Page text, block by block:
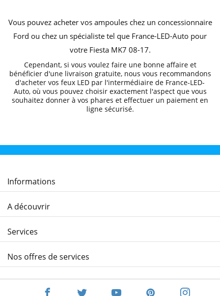
Vous pouvez acheter vos ampoules chez un concessionnaire
Ford ou chez un spécialiste tel que France-LED-Auto pour
votre Fiesta MK7 08-17.
Cependant, si vous voulez faire une bonne affaire et
bénéficier d'une livraison gratuite, nous vous recommandons
d'acheter vos feux LED par l'intermédiaire de France-LED-
Auto, où vous pouvez choisir exactement l'aspect que vous
souhaitez donner à vos phares et effectuer un paiement en
ligne sécurisé.
Informations
A découvrir
Services
Nos offres de services